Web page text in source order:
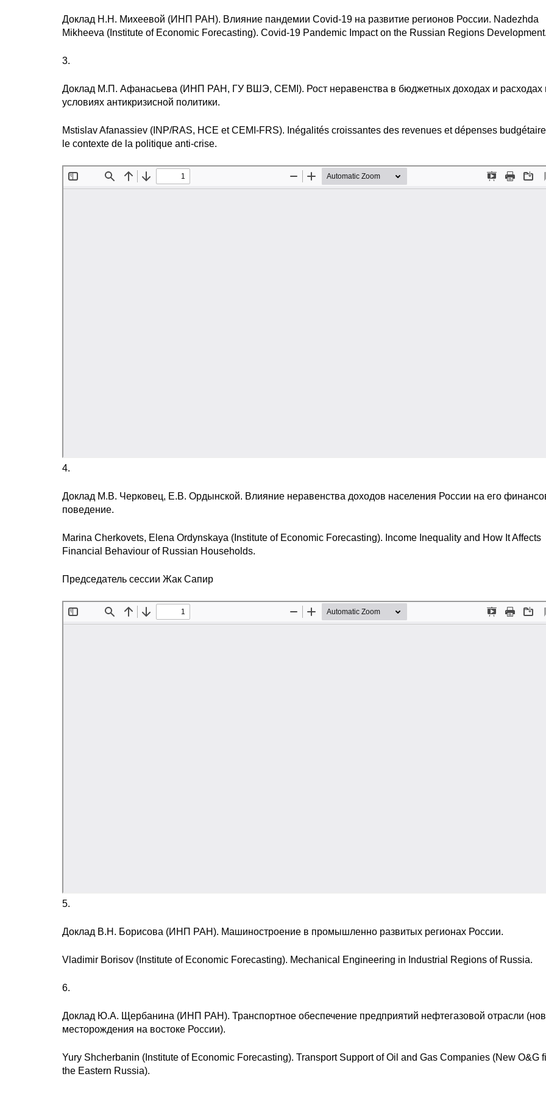
Доклад Н.Н. Михеевой (ИНП РАН). Влияние пандемии Covid-19 на развитие регионов России. Nadezhda
Mikheeva (Institute of Economic Forecasting). Covid-19 Pandemic Impact on the Russian Regions
3.
Доклад М.П. Афанасьева (ИНП РАН, ГУ ВШЭ, CEMI). Рост неравенства в бюджетных доходах и расходах
условиях антикризисной политики.
Mstislav Afanassiev (INP/RAS, HCE et CEMI-FRS). Inégalités croissantes des revenues et dépenses
le contexte de la politique anti-crise.
4.
Доклад М.В. Черковец, Е.В. Ордынской. Влияние неравенства доходов населения России на его
поведение.
Marina Cherkovets, Elena Ordynskaya (Institute of Economic Forecasting). Income Inequality and How It Affects
Financial Behaviour of Russian Households.
Председатель сессии Жак Сапир
5.
Доклад В.Н. Борисова (ИНП РАН). Машиностроение в промышленно развитых регионах России.
Vladimir Borisov (Institute of Economic Forecasting). Mechanical Engineering in Industrial Regions of Russia.
6.
Доклад Ю.А. Щербанина (ИНП РАН). Транспортное обеспечение предприятий нефтегазовой отрасли
месторождения на востоке России).
Yury Shcherbanin (Institute of Economic Forecasting). Transport Support of Oil and Gas Companies (New O&G
the Eastern Russia).